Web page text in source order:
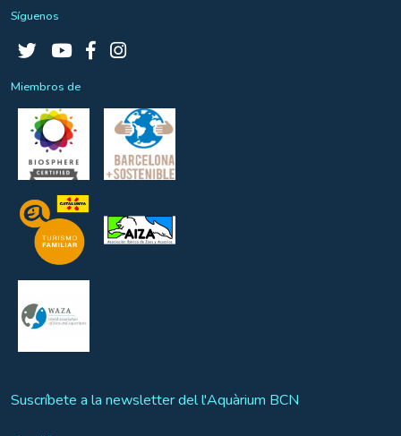
Síguenos
Miembros de
Suscríbete a la newsletter del l'Aquàrium BCN